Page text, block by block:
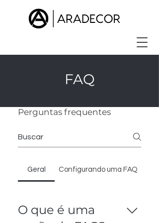
FAQ
Perguntas frequentes
Geral Configurando uma FAQ
O que é uma